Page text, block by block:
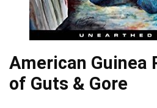
American Guinea
of Guts & Gore